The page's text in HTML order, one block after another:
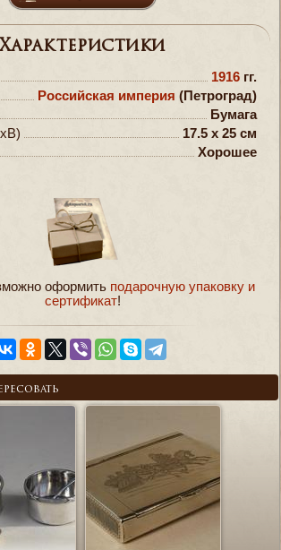
Характеристики
1916 гг.
Российская империя (Петроград)
Бумага
17.5 x 25 см
Хорошее
оформить подарочную упаковку и
сертификат!